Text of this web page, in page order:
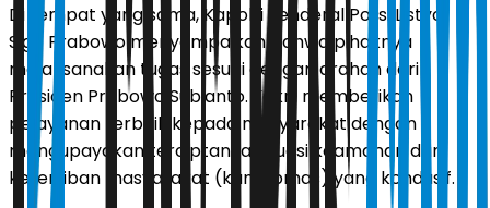
Di tempat yang sama, Kapolri Jenderal Polisi Listyo
Sigit Prabowo menyampaikan bahwa pihaknya
melaksanakan tugas sesuai dengan arahan dari
Presiden Prabowo Subianto. Yakni memberikan
pelayanan terbaik kepada masyarakat dengan
mengupayakan terciptanya situasi keamanan dan
ketertiban masyarakat (kamtibmas) yang kondusif.